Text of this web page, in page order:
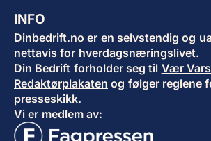
INFO
Dinbedrift.no er en selvstendig og
nettavis for hverdagsnæringslivet.
Din Bedrift forholder seg til Vær
Redaktørplakaten og følger reglene
presseskikk.
Vi er medlem av: